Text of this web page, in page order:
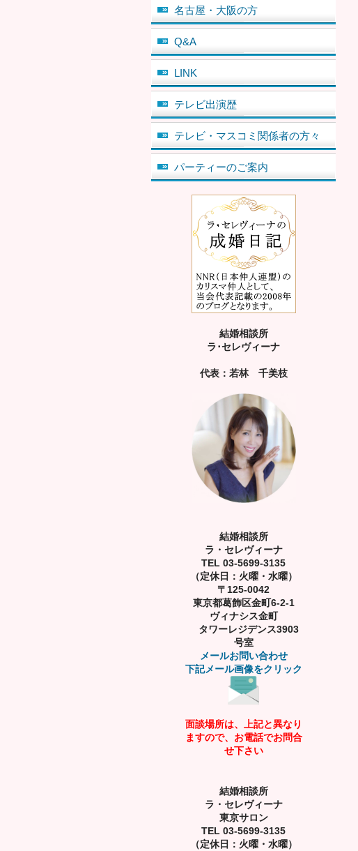
名古屋・大阪の方
Q&A
LINK
テレビ出演歴
テレビ・マスコミ関係者の方々
パーティーのご案内
結婚相談所
ラ･セレヴィーナ
代表：若林 千美枝
結婚相談所
ラ・セレヴィーナ
TEL 03-5699-3135
（定休日：火曜・水曜）
〒125-0042
東京都葛飾区金町6-2-1
ヴィナシス金町
タワーレジデンス3903
号室
メールお問い合わせ
下記メール画像をクリック
面談場所は、上記と異なり
ますので、お電話でお問合
せ下さい
結婚相談所
ラ・セレヴィーナ
東京サロン
TEL 03-5699-3135
（定休日：火曜・水曜）